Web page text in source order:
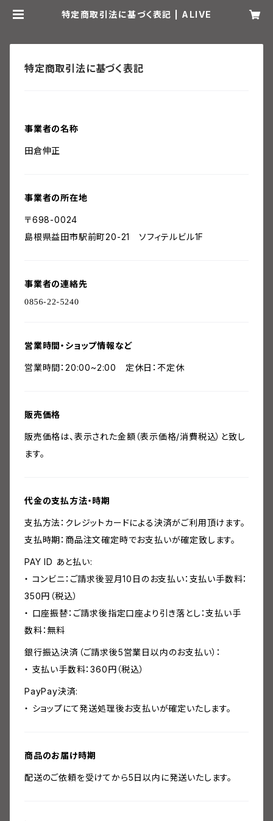
特定商取引法に基づく表記 | ALIVE
特定商取引法に基づく表記
事業者の名称
田倉伸正
事業者の所在地
〒698-0024
島根県益田市駅前町20-21 ソフィテルビル1F
事業者の連絡先
営業時間・ショップ情報など
営業時間：20:00~2:00 定休日：不定休
販売価格
販売価格は、表示された金額（表示価格/消費税込）と致し
ます。
代金の支払方法・時期
支払方法：クレジットカードによる決済がご利用頂けます。
支払時期：商品注文確定時でお支払いが確定致します。
PAY ID あと払い:
・ コンビニ：ご請求後翌月10日のお支払い：支払い手数料：
350円（税込）
・ 口座振替：ご請求後指定口座より引き落とし：支払い手
数料：無料
銀行振込決済（ご請求後5営業日以内のお支払い）：
・ 支払い手数料：360円（税込）
PayPay決済:
・ ショップにて発送処理後お支払いが確定いたします。
商品のお届け時期
配送のご依頼を受けてから5日以内に発送いたします。